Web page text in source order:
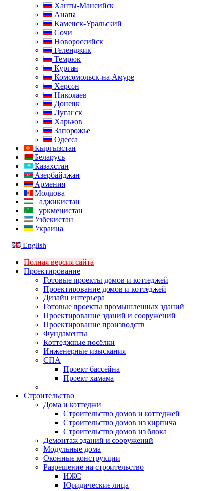
Ханты-Мансийск
Анапа
Каменск-Уральский
Сочи
Новороссийск
Геленджик
Темрюк
Курган
Комсомольск-на-Амуре
Херсон
Николаев
Донецк
Луганск
Харьков
Запорожье
Одесса
Кыргызстан
Беларусь
Казахстан
Азербайджан
Армения
Молдова
Таджикистан
Туркменистан
Узбекистан
Украина
English
Полная версия сайта
Проектирование
Готовые проекты домов и коттеджей
Проектирование домов и коттеджей
Дизайн интерьера
Готовые проекты промышленных зданий
Проектирование зданий и сооружений
Проектирование производств
Фундаменты
Коттеджные посёлки
Инженерные изыскания
СПА
Проект бассейна
Проект хамама
Строительство
Дома и коттеджи
Строительство домов и коттеджей
Строительство домов из кирпича
Строительство домов из блока
Демонтаж зданий и сооружений
Модульные дома
Оконные конструкции
Разрешение на строительство
ИЖС
Юридические лица